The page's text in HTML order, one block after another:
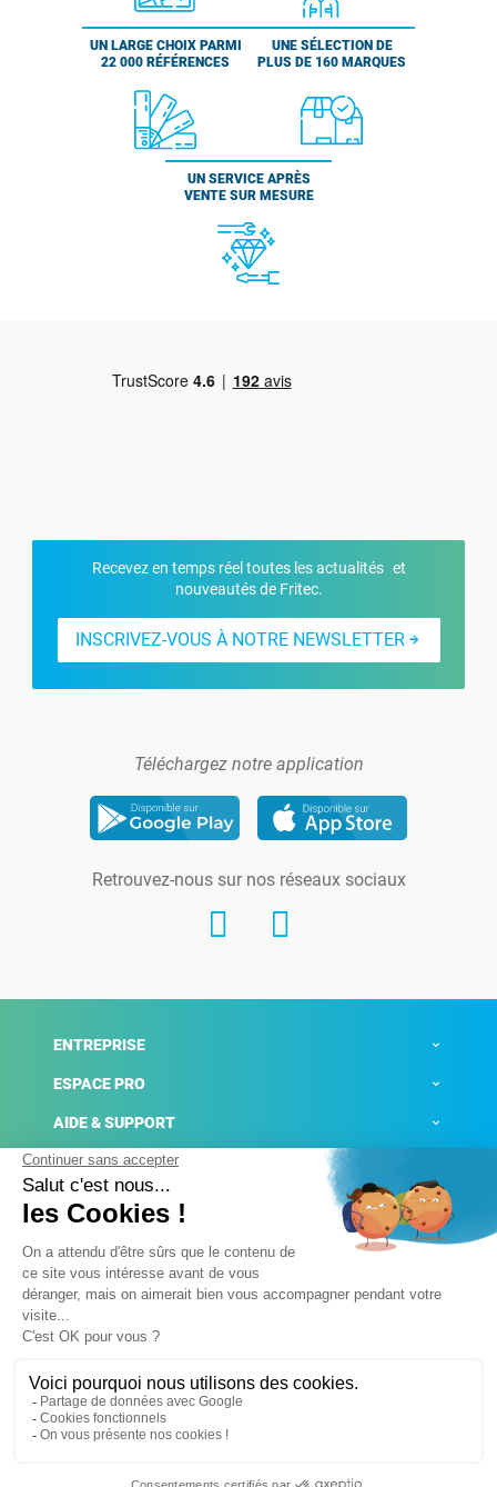
UN LARGE CHOIX PARMI
22 000 RÉFÉRENCES
UNE SÉLECTION DE
PLUS DE 160 MARQUES
UN SERVICE APRÈS
VENTE SUR MESURE
Recevez en temps réel toutes les actualités et
nouveautés de Fritec.
INSCRIVEZ-VOUS À NOTRE NEWSLETTER
Téléchargez notre application
Retrouvez-nous sur nos réseaux sociaux
ENTREPRISE
ESPACE PRO
AIDE & SUPPORT
ACTUALITÉS
Mentions légales
Conditions générales de ventes
Plateforme de signalement